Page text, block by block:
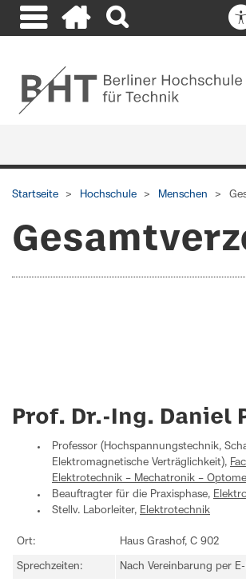
Startseite Hochschule Menschen
Prof. Dr.-Ing. Daniel
Professor (Hochspannungstechnik,
Elektromagnetische Verträglichkeit),
Elektrotechnik – Mechatronik –
Beauftragter für die Praxisphase,
Stellv. Laborleiter, Elektrotechnik
Ort: Haus Grashof, C 902
Sprechzeiten: Nach Vereinbarung per E-